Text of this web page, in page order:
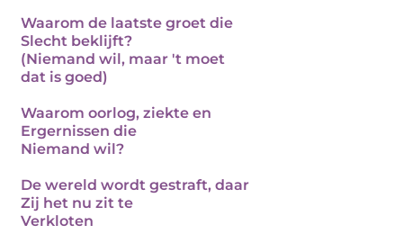
Waarom de laatste groet die
Slecht beklijft?
(Niemand wil, maar 't moet
dat is goed)
Waarom oorlog, ziekte en
Ergernissen die
Niemand wil?
De wereld wordt gestraft, daar
Zij het nu zit te
Verkloten